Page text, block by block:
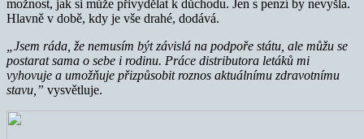
možnost, jak si může přivydělat k důchodu. Jen s penzí by nevyšla.
Hlavně v době, kdy je vše drahé, dodává.
„Jsem ráda, že nemusím být závislá na podpoře státu, ale můžu se
postarat sama o sebe i rodinu. Práce distributora letáků mi
vyhovuje a umožňuje přizpůsobit roznos aktuálnímu zdravotnímu
stavu,” vysvětluje.